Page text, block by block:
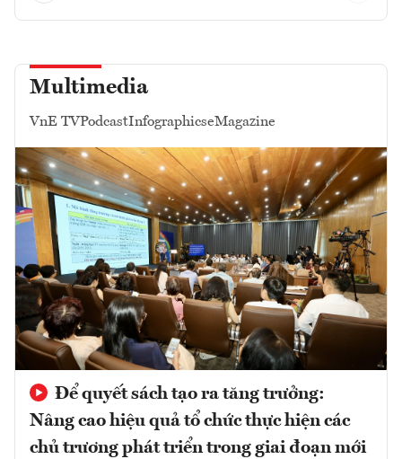
Multimedia
VnE TVPodcastInfographicseMagazine
Để quyết sách tạo ra tăng trưởng:
Nâng cao hiệu quả tổ chức thực hiện các
chủ trương phát triển trong giai đoạn mới